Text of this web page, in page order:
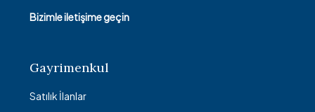
Bizimle iletişime geçin
Gayrimenkul
Satılık İlanlar